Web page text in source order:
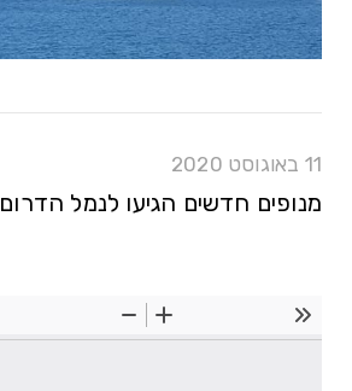
11 באוגוסט 2020
מנופים חדשים הגיעו לנמל הדרום